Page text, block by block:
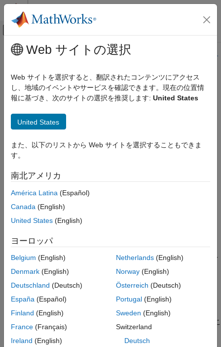
コンテンツへスキップ
オフキャンバス ナビゲーション メ
ドキュメンテーションのホーム
Image Processing Toolbox
イメージのセグメンテーションと解析
項目一覧
構文
例
入力引数
名前と値の引数
出力引数
参考
メインコンテンツ
このページの内容は最新ではありません。最新版の英語を参照す
visboundaries
領域境界のプロット
構文
visboundaries(B)
visboundaries(ax,
___)
h = visboundaries(
説明
visboundaries(
域の境界を描画します。BWは、logicaltrueのピクセルが前景領
域に属し、logical
のピクセルが背景を構成する 2 次元バイ
ナリ イメージです。
visboundariesはbwboundaries
イメージ内の境界ピクセルの位置を特定します。
例
で指定される領域境界を描画します。ここ
は領域の境界ピクセルの位置を格納する cell 配列であり、
bwboundariesの最初の出力に構造が類似しています。
Web サイトの選択
Web サイトを選択すると、翻訳されたコンテンツにアクセス
し、地域のイベントやサービスを確認できます。現在の位置情
報に基づき、次のサイトの選択を推奨します: United States
United States
また、以下のリストから Web サイトを選択することもできま
す。
南北アメリカ
América Latina (Español)
Canada (English)
United States (English)
ヨーロッパ
Belgium (English)
Denmark (English)
Deutschland (Deutsch)
España (Español)
Finland (English)
France (Français)
Ireland (English)
Netherlands(English)
Norway(English)
Österreich (Deutsch)
Portugal(English)
Sweden (English)
Switzerland
Deutsch